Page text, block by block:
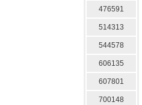
476591
514313
544578
606135
607801
700148